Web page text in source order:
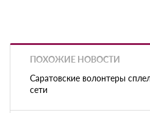
ПОХОЖИЕ НОВОСТИ
Саратовские волонтеры
сети